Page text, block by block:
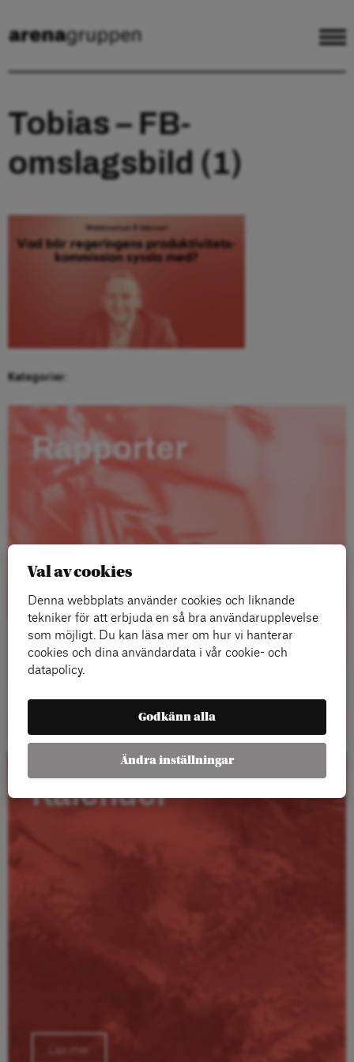
Tobias – FB-
omslagsbild (1)
Kategorier:
Rapporter
Kalender
Läs mer
Val av cookies
Denna webbplats använder cookies och liknande
tekniker för att erbjuda en så bra användarupplevelse
som möjligt. Du kan läsa mer om hur vi hanterar
cookies och dina användardata i vår cookie- och
datapolicy.
Godkänn alla
Ändra inställningar